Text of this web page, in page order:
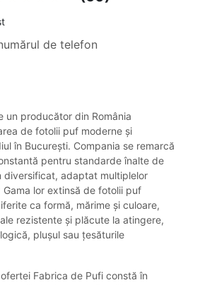
de telefon
un producător din România
de fotolii puf moderne și
în București. Compania se remarcă
pentru standarde înalte de
diversificat, adaptat multiplelor
Gama lor extinsă de fotolii puf
ca formă, mărime și culoare,
rezistente și plăcute la atingere,
plușul sau țesăturile
Fabrica de Pufi constă în